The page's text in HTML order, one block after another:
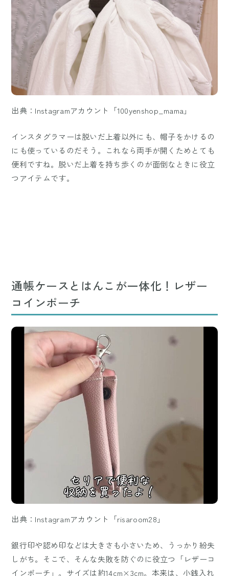
出典：Instagramアカウント「100yenshop_mama」
インスタグラマーは脱いだ上着以外にも、帽子をかけるの
にも使っているのだそう。これなら両手が開くためとても
便利ですね。脱いだ上着を持ち歩くのが面倒なときに役立
つアイテムです。
通帳ケースとはんこが一体化！レザー
コインポーチ
出典：Instagramアカウント「risaroom28」
銀行印や認め印などは大きさも小さいため、うっかり紛失
しがち。そこで、そんな失敗を防ぐのに役立つ「レザーコ
インポーチ」。サイズは約14cm×3cm。本来は、小銭入れ